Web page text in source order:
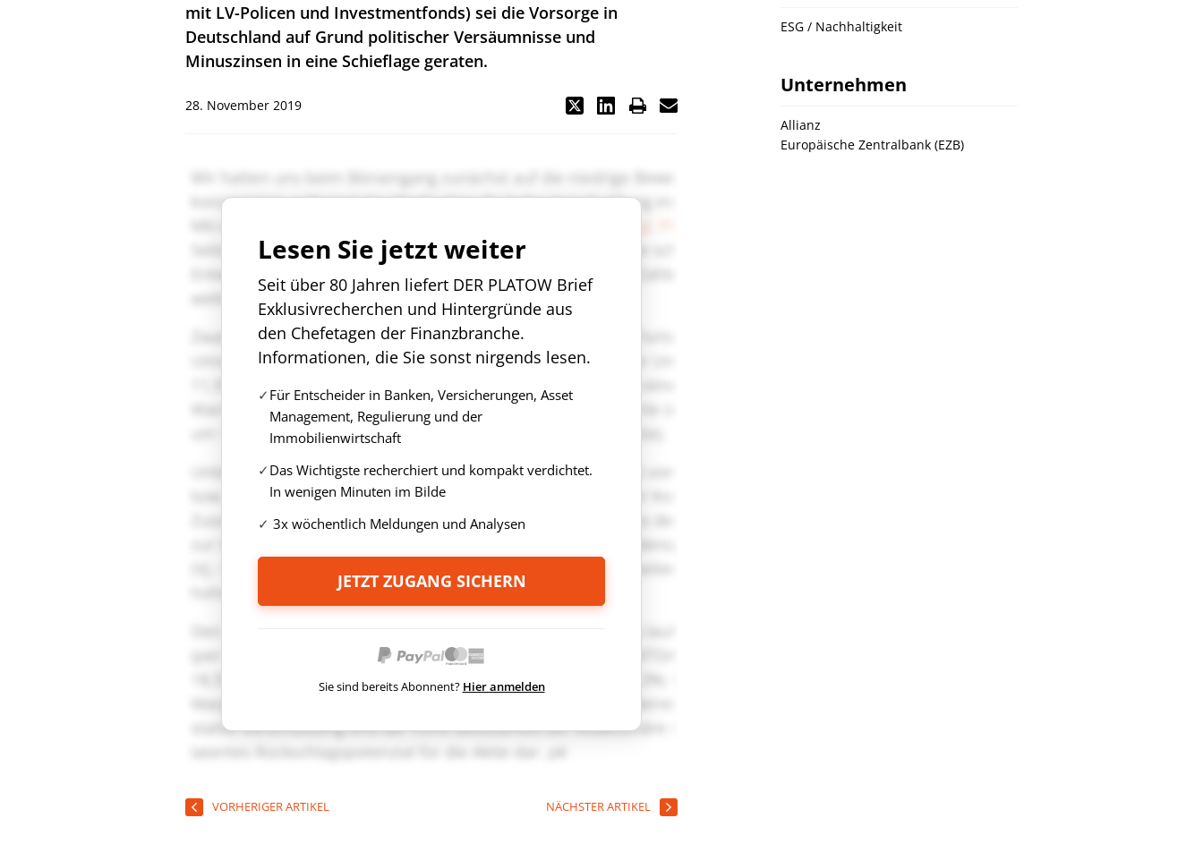
mit LV-Policen und Investmentfonds) sei die Vorsorge in
Deutschland auf Grund politischer Versäumnisse und
Minuszinsen in eine Schieflage geraten.
28. November 2019
Lesen Sie jetzt weiter
Seit über 80 Jahren liefert DER PLATOW Brief
Exklusivrecherchen und Hintergründe aus
den Chefetagen der Finanzbranche.
Informationen, die Sie sonst nirgends lesen.
Für Entscheider in Banken, Versicherungen, Asset
Management, Regulierung und der
Immobilienwirtschaft
Das Wichtigste recherchiert und kompakt verdichtet.
In wenigen Minuten im Bilde
3x wöchentlich Meldungen und Analysen
JETZT ZUGANG SICHERN
Sie sind bereits Abonnent? Hier anmelden
VORHERIGER ARTIKEL NÄCHSTER ARTIKEL
ESG / Nachhaltigkeit
Unternehmen
Allianz
Europäische Zentralbank (EZB)